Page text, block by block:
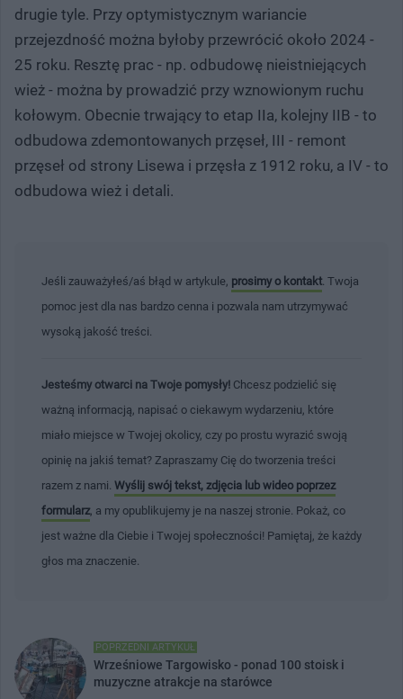
drugie tyle. Przy optymistycznym wariancie
przejezdność można byłoby przewrócić około 2024 -
25 roku. Resztę prac - np. odbudowę nieistniejących
wież - można by prowadzić przy wznowionym ruchu
kołowym. Obecnie trwający to etap IIa, kolejny IIB - to
odbudowa zdemontowanych przęseł, III - remont
przęseł od strony Lisewa i przęsła z 1912 roku, a IV - to
odbudowa wież i detali.
Jeśli zauważyłeś/aś błąd w artykule, prosimy o kontakt . Twoja
pomoc jest dla nas bardzo cenna i pozwala nam utrzymywać
wysoką jakość treści.
Jesteśmy otwarci na Twoje pomysły! Chcesz podzielić się
ważną informacją, napisać o ciekawym wydarzeniu, które
miało miejsce w Twojej okolicy, czy po prostu wyrazić swoją
opinię na jakiś temat? Zapraszamy Cię do tworzenia treści
razem z nami. Wyślij swój tekst, zdjęcia lub wideo poprzez
formularz , a my opublikujemy je na naszej stronie. Pokaż, co
jest ważne dla Ciebie i Twojej społeczności! Pamiętaj, że każdy
głos ma znaczenie.
POPRZEDNI ARTYKUŁ
Wrześniowe Targowisko - ponad 100 stoisk i
muzyczne atrakcje na starówce